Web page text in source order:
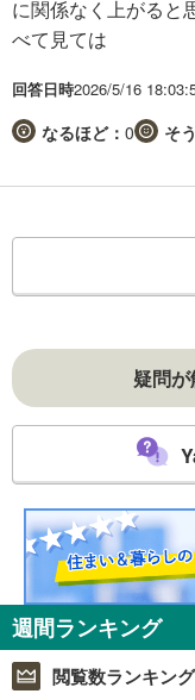
に関係なく上がると
べて見ては
回答日時2026/5/16
なるほど： 0 そ
疑問
週間ランキング
閲覧数ランキング